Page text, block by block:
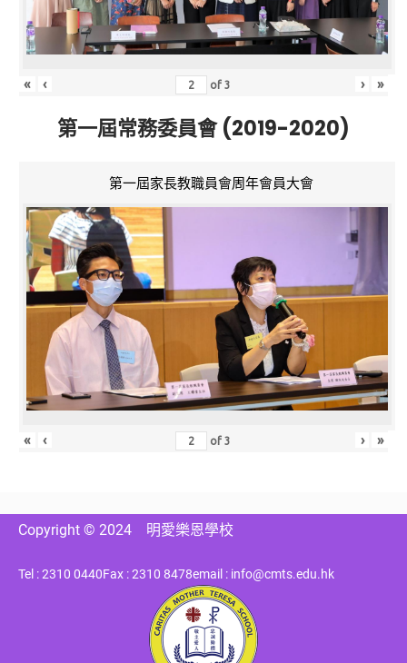
« ‹ of3 › »
第一屆常務委員會 (2019-2020)
第一屆家長教職員會周年會員大會
« ‹ of3 › »
Copyright © 2024 明愛樂恩學校
Tel : 2310 0440Fax : 2310 8478email : info@cmts.edu.hk